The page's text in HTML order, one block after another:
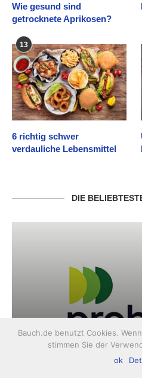
Wie gesund sind
getrocknete Aprikosen?
13
6 richtig schwer
verdauliche Lebensmittel
DIE
Bauch.de benutzt Cookies.
stimmen Sie der
ok